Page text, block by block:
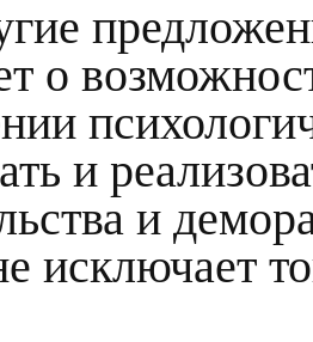
о
и
и
исключает